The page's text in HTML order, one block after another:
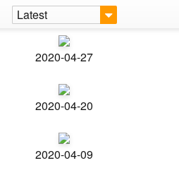
Latest
2020-04-27
2020-04-20
2020-04-09